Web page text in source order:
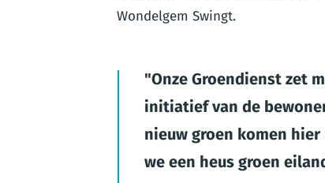
Wondelgem Swingt.
Onze Groendienst zet
initiatief van de
nieuw groen komen
we een heus groen